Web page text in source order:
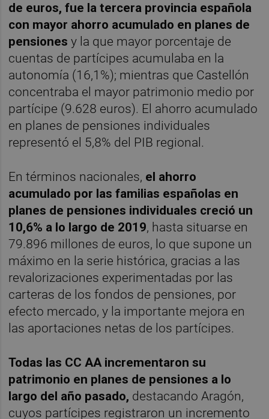
de euros, fue la tercera provincia española
con mayor ahorro acumulado en planes de
pensiones y la que mayor porcentaje de
cuentas de partícipes acumulaba en la
autonomía (16,1%); mientras que Castellón
concentraba el mayor patrimonio medio por
partícipe (9.628 euros). El ahorro acumulado
en planes de pensiones individuales
representó el 5,8% del PIB regional.
En términos nacionales, el ahorro
acumulado por las familias españolas en
planes de pensiones individuales creció un
10,6% a lo largo de 2019, hasta situarse en
79.896 millones de euros, lo que supone un
máximo en la serie histórica, gracias a las
revalorizaciones experimentadas por las
carteras de los fondos de pensiones, por
efecto mercado, y la importante mejora en
las aportaciones netas de los partícipes.
Todas las CC AA incrementaron su
patrimonio en planes de pensiones a lo
largo del año pasado, destacando Aragón,
cuyos partícipes registraron un incremento